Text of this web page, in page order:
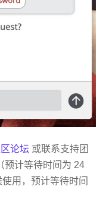
论坛 或联系支持团
预计等待时间为 24
用，预计等待时间